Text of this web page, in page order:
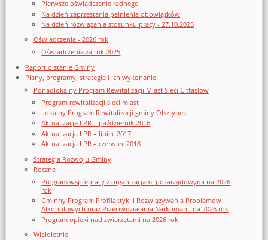
Pierwsze oświadczenie radnego
Na dzień zaprzestania pełnienia obowiązków
Na dzień rozwiązania stosunku pracy - 27.10.2025
Oświadczenia - 2026 rok
Oświadczenia za rok 2025
Raport o stanie Gminy
Plany, programy, strategie i ich wykonanie
Ponadlokalny Program Rewitalizacji Miast Sieci Cittaslow
Program rewitalizacji sieci miast
Lokalny Program Rewitalizacji gminy Olsztynek
Aktualizacja LPR – październik 2016
Aktualizacja LPR – lipiec 2017
Aktualizacja LPR – czerwiec 2018
Strategia Rozwoju Gminy
Roczne
Program współpracy z organizacjami pozarządowymi na 2026
rok
Gminny Program Profilaktyki i Rozwiązywania Problemów
Alkoholowych oraz Przeciwdziałania Narkomanii na 2026 rok
Program opieki nad zwierzętami na 2026 rok
Wieloletnie